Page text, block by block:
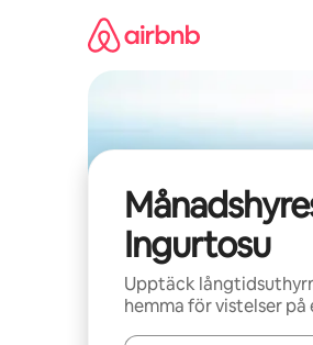
Ingurtosu
Upptäck
hemma för vistelser på